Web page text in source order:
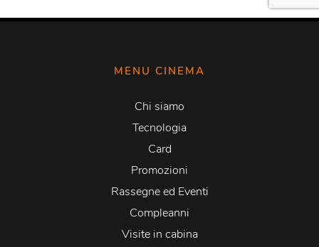
MENU CINEMA
Chi siamo
Tecnologia
Card
Promozioni
Rassegne ed Eventi
Compleanni
Visite in cabina